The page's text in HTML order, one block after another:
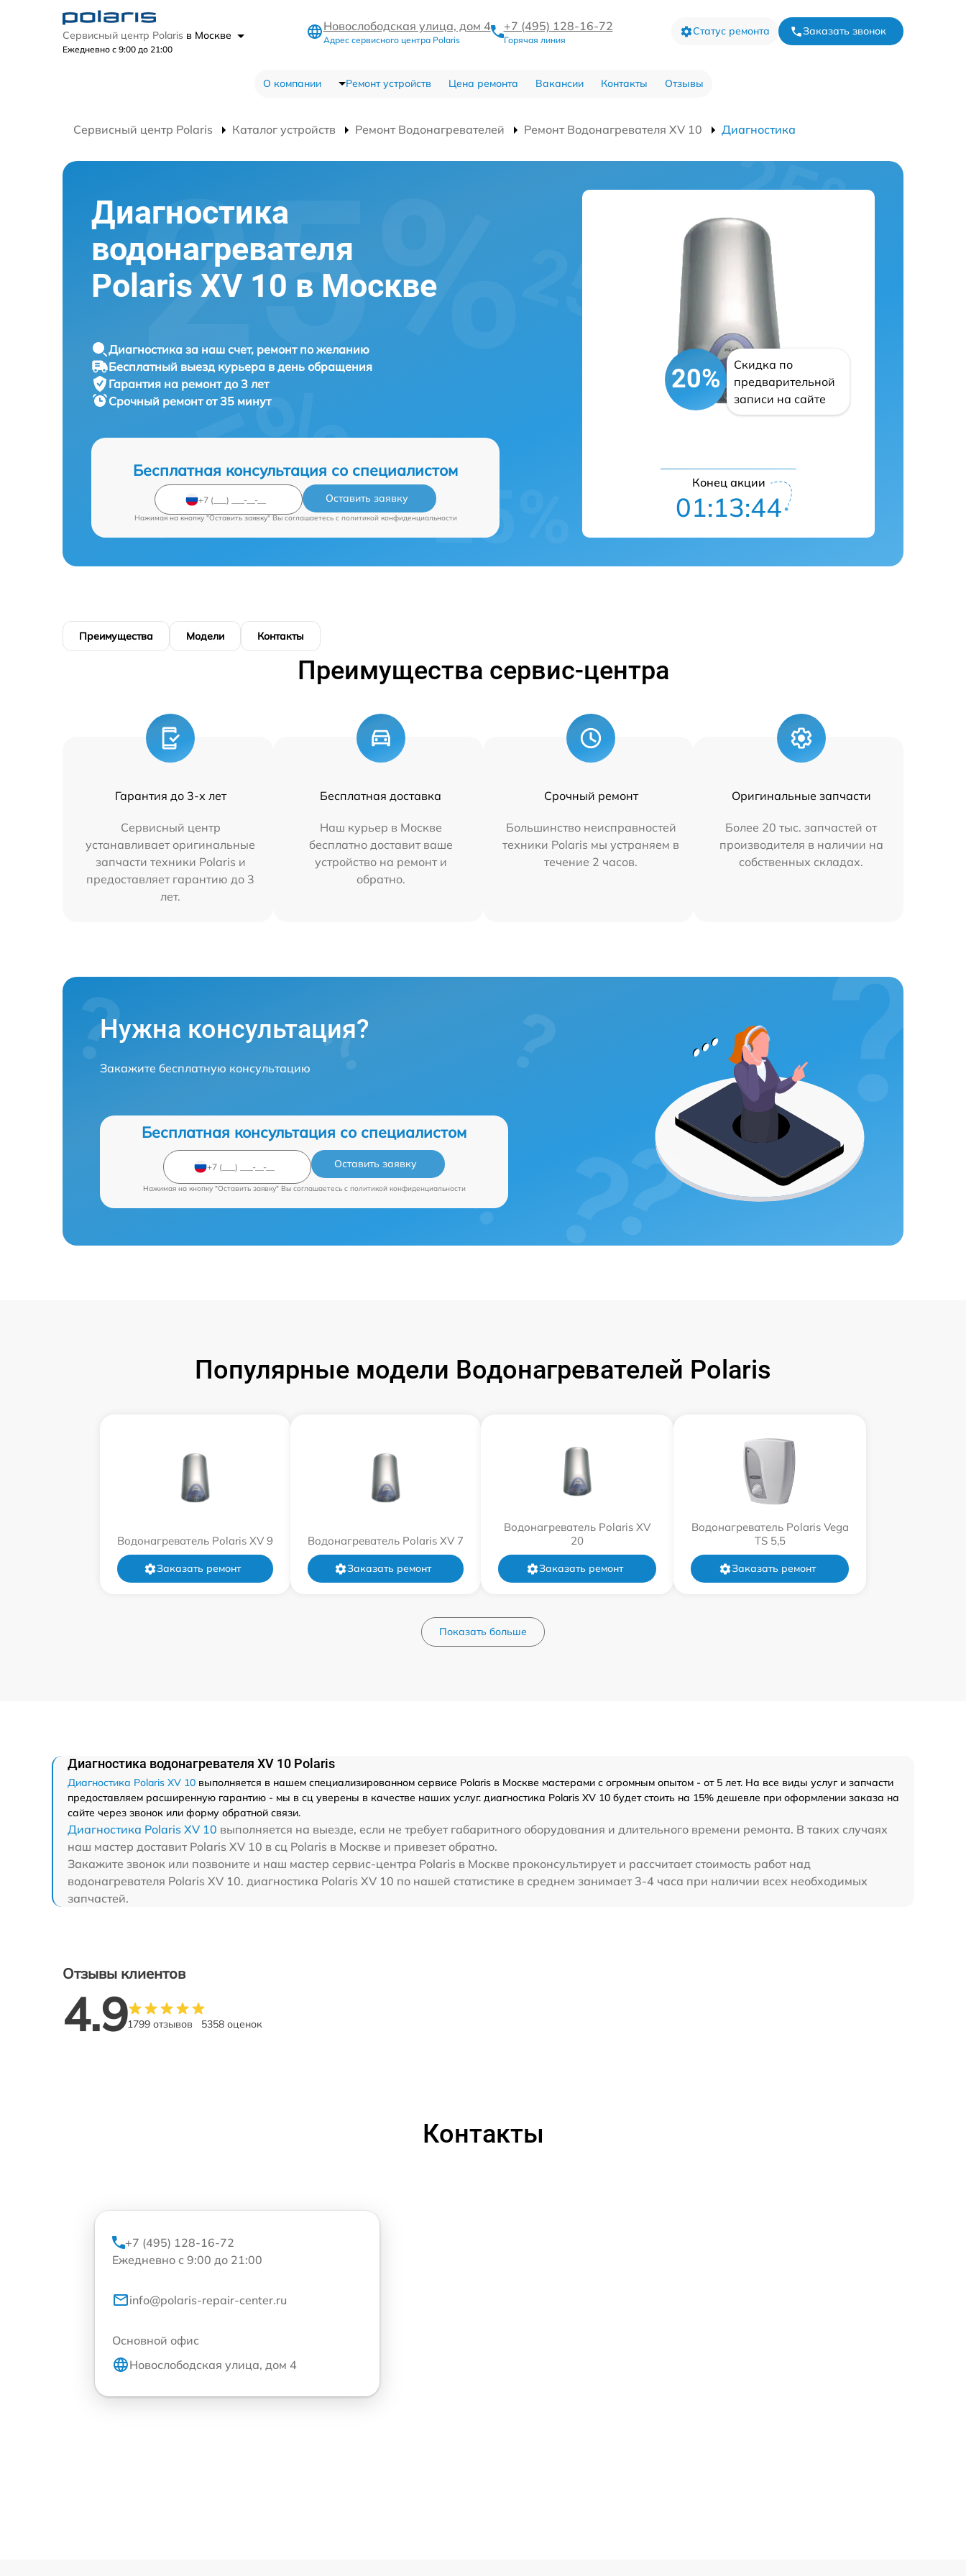
Сервисный центр Polaris в Москве
Ежедневно с 9:00 до 21:00
Новослободская улица, дом 4
Адрес сервисного центра Polaris
+7 (495) 128-16-72
Горячая линия
Статус ремонта Заказать звонок
О компании Ремонт устройств Цена ремонта Вакансии Контакты Отзывы
Сервисный центр Polaris Каталог устройств Ремонт Водонагревателей Ремонт Водонагревателя XV 10 Диагностика
Диагностика
водонагревателя
Polaris XV 10 в Москве
Диагностика за наш счет, ремонт по желанию
Бесплатный выезд курьера в день обращения
Гарантия на ремонт до 3 лет
Срочный ремонт от 35 минут
Бесплатная консультация со специалистом
Оставить заявку
Нажимая на кнопку "Оставить заявку" Вы соглашаетесь c политикой конфиденциальности
20%
Скидка по
предварительной
записи на сайте
Конец акции
01:13:43
Преимущества Модели Контакты
Преимущества сервис-центра
Гарантия до 3-х лет
Сервисный центр
устанавливает оригинальные
запчасти техники Polaris и
предоставляет гарантию до 3
лет.
Бесплатная доставка
Наш курьер в Москве
бесплатно доставит ваше
устройство на ремонт и
обратно.
Срочный ремонт
Большинство неисправностей
техники Polaris мы устраняем в
течение 2 часов.
Оригинальные запчасти
Более 20 тыс. запчастей от
производителя в наличии на
собственных складах.
Нужна консультация?
Закажите бесплатную консультацию
Бесплатная консультация со специалистом
Оставить заявку
Нажимая на кнопку "Оставить заявку" Вы соглашаетесь c политикой конфиденциальности
Популярные модели Водонагревателей Polaris
Водонагреватель Polaris XV 9
Заказать ремонт
Водонагреватель Polaris XV 7
Заказать ремонт
Водонагреватель Polaris XV
20
Заказать ремонт
Водонагреватель Polaris Vega
TS 5,5
Заказать ремонт
Показать больше
Диагностика водонагревателя XV 10 Polaris
Диагностика Polaris XV 10 выполняется в нашем специализированном сервисе Polaris в Москве мастерами с огромным опытом - от 5 лет. На все виды услуг и запчасти
предоставляем расширенную гарантию - мы в сц уверены в качестве наших услуг. диагностика Polaris XV 10 будет стоить на 15% дешевле при оформлении заказа на
сайте через звонок или форму обратной связи.
Диагностика Polaris XV 10 выполняется на выезде, если не требует габаритного оборудования и длительного времени ремонта. В таких случаях
наш мастер доставит Polaris XV 10 в сц Polaris в Москве и привезет обратно.
Закажите звонок или позвоните и наш мастер сервис-центра Polaris в Москве проконсультирует и рассчитает стоимость работ над
водонагревателя Polaris XV 10. диагностика Polaris XV 10 по нашей статистике в среднем занимает 3-4 часа при наличии всех необходимых
запчастей.
Отзывы клиентов
4.91799 отзывов 5358 оценок
Контакты
+7 (495) 128-16-72
Ежедневно с 9:00 до 21:00
info@polaris-repair-center.ru
Основной офис
Новослободская улица, дом 4